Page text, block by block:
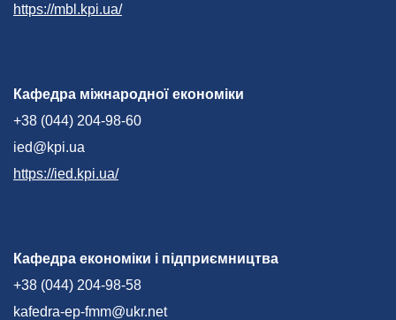
https://mbl.kpi.ua/
Кафедра міжнародної економіки
+38 (044) 204-98-60
ied@kpi.ua
https://ied.kpi.ua/
Кафедра економіки і підприємництва
+38 (044) 204-98-58
kafedra-ep-fmm@ukr.net